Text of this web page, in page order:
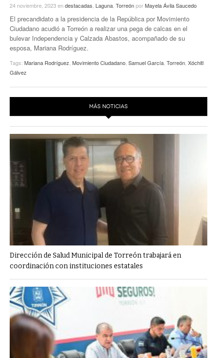
24 noviembre, 2023endestacadas Laguna TorreónporMayela Ávila Saucedo
El precandidato a la presidencia de la República por Movimiento
Ciudadano acudió a Torreón a realizar una pega de calcas en el
bulevar Independencia y Calzada Abastos, acompañado de su
esposa, Mariana Rodríguez.
Tags: Mariana Rodríguez Movimiento Ciudadano Samuel García Torreón Xóchitl
Gálvez
MÁS NOTICIAS
Dirección de Salud Municipal de Torreón trabajará en
coordinación con instituciones estatales